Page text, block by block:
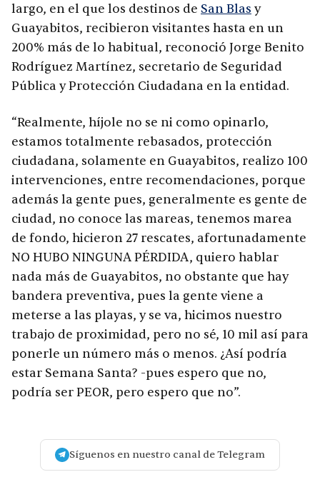
largo, en el que los destinos de San Blas y
Guayabitos, recibieron visitantes hasta en un
200% más de lo habitual, reconoció Jorge Benito
Rodríguez Martínez, secretario de Seguridad
Pública y Protección Ciudadana en la entidad.
“Realmente, híjole no se ni como opinarlo,
estamos totalmente rebasados, protección
ciudadana, solamente en Guayabitos, realizo 100
intervenciones, entre recomendaciones, porque
además la gente pues, generalmente es gente de
ciudad, no conoce las mareas, tenemos marea
de fondo, hicieron 27 rescates, afortunadamente
NO HUBO NINGUNA PÉRDIDA, quiero hablar
nada más de Guayabitos, no obstante que hay
bandera preventiva, pues la gente viene a
meterse a las playas, y se va, hicimos nuestro
trabajo de proximidad, pero no sé, 10 mil así para
ponerle un número más o menos. ¿Así podría
estar Semana Santa? -pues espero que no,
podría ser PEOR, pero espero que no”.
Síguenos en nuestro canal de Telegram